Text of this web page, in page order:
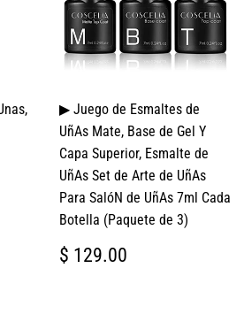
▶ Juego de Esmaltes de
UñAs Mate, Base de Gel Y
Capa Superior, Esmalte de
UñAs Set de Arte de UñAs
Para SalóN de UñAs 7ml Cada
Botella (Paquete de 3)
PRECIO
HABITUAL
$ 129.00